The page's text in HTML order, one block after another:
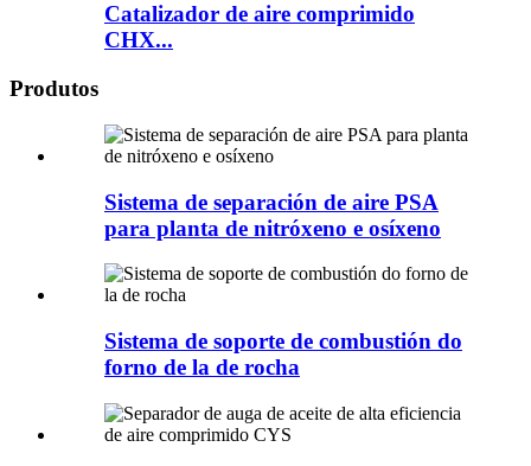
Catalizador de aire comprimido
CHX...
Produtos
Sistema de separación de aire PSA
para planta de nitróxeno e osíxeno
Sistema de soporte de combustión do
forno de la de rocha